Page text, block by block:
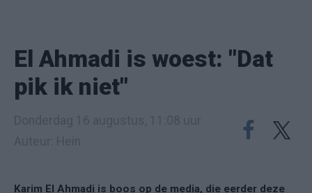
El Ahmadi is woest: "Dat
pik ik niet"
Karim El Ahmadi is boos op de media, die eerder deze